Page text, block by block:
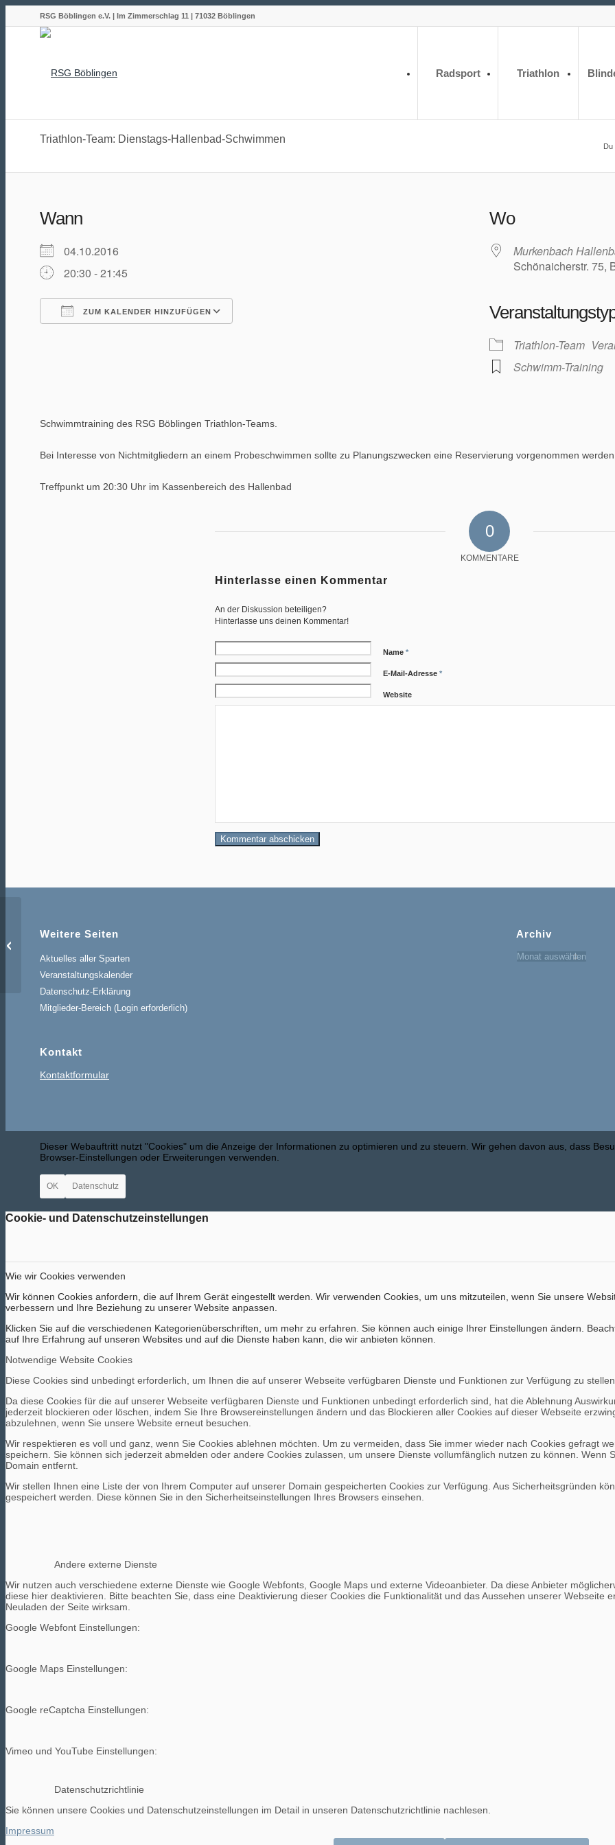
RSG Böblingen e.V. | Im Zimmerschlag 11 | 71032 Böblingen
Radsport Triathlon
Triathlon-Team: Dienstags-Hallenbad-Schwimmen
Du
Wann
04.10.2016
20:30 - 21:45
ZUM KALENDER HINZUFÜGEN
Wo
Murkenbach
Schönaicherstr. 75,
Triathlon-Team
Schwimm-Training
Schwimmtraining des RSG Böblingen Triathlon-Teams.
Bei Interesse von Nichtmitgliedern an einem Probeschwimmen sollte zu Planungszwecken eine Reservierung vorgenommen
Treffpunkt um 20:30 Uhr im Kassenbereich des Hallenbad
0
KOMMENTARE
Hinterlasse einen Kommentar
An der Diskussion beteiligen?
Hinterlasse uns deinen Kommentar!
Name *
E-Mail-Adresse *
Website
Weitere Seiten
Aktuelles aller Sparten
Veranstaltungskalender
Datenschutz-Erklärung
Mitglieder-Bereich (Login erforderlich)
Kontakt
Kontaktformular
Archiv
Triathlon-Team: Dienstags-Hallenbad-
Dieser Webauftritt nutzt "Cookies" um die Anzeige der Informationen zu optimieren und zu steuern. Wir gehen davon aus, dass
Browser-Einstellungen oder Erweiterungen verwenden.
OK Datenschutz
Cookie- und Datenschutzeinstellungen
Wie wir Cookies verwenden
Wir können Cookies anfordern, die auf Ihrem Gerät eingestellt werden. Wir verwenden Cookies, um uns mitzuteilen, wenn Sie unsere
verbessern und Ihre Beziehung zu unserer Website anpassen.
Klicken Sie auf die verschiedenen Kategorienüberschriften, um mehr zu erfahren. Sie können auch einige Ihrer Einstellungen ändern.
auf Ihre Erfahrung auf unseren Websites und auf die Dienste haben kann, die wir anbieten können.
Notwendige Website Cookies
Diese Cookies sind unbedingt erforderlich, um Ihnen die auf unserer Webseite verfügbaren Dienste und Funktionen zur Verfügung zu
Da diese Cookies für die auf unserer Webseite verfügbaren Dienste und Funktionen unbedingt erforderlich sind, hat die Ablehnung
jederzeit blockieren oder löschen, indem Sie Ihre Browsereinstellungen ändern und das Blockieren aller Cookies auf dieser Webseite
abzulehnen, wenn Sie unsere Website erneut besuchen.
Wir respektieren es voll und ganz, wenn Sie Cookies ablehnen möchten. Um zu vermeiden, dass Sie immer wieder nach Cookies gefragt
speichern. Sie können sich jederzeit abmelden oder andere Cookies zulassen, um unsere Dienste vollumfänglich nutzen zu können.
Domain entfernt.
Wir stellen Ihnen eine Liste der von Ihrem Computer auf unserer Domain gespeicherten Cookies zur Verfügung. Aus Sicherheitsgründen
gespeichert werden. Diese können Sie in den Sicherheitseinstellungen Ihres Browsers einsehen.
Andere externe Dienste
Wir nutzen auch verschiedene externe Dienste wie Google Webfonts, Google Maps und externe Videoanbieter. Da diese Anbieter
diese hier deaktivieren. Bitte beachten Sie, dass eine Deaktivierung dieser Cookies die Funktionalität und das Aussehen unserer Webseite
Neuladen der Seite wirksam.
Google Webfont Einstellungen:
Google Maps Einstellungen:
Google reCaptcha Einstellungen:
Vimeo und YouTube Einstellungen:
Datenschutzrichtlinie
Sie können unsere Cookies und Datenschutzeinstellungen im Detail in unseren Datenschutzrichtlinie nachlesen.
Impressum